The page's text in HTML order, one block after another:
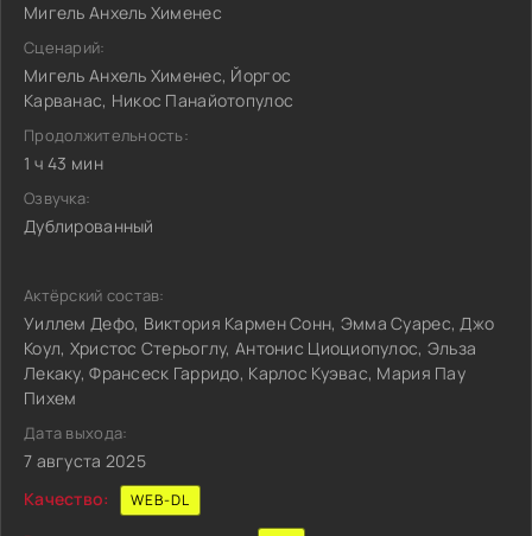
Мигель Анхель Хименес
Сценарий:
Мигель Анхель Хименес, Йоргос
Карванас, Никос Панайотопулос
Продолжительность:
1 ч 43 мин
Озвучка:
Дублированный
Актёрский состав:
Уиллем Дефо, Виктория Кармен Сонн, Эмма Суарес, Джо
Коул, Христос Стерьоглу, Антонис Циоциопулос, Эльза
Лекаку, Франсеск Гарридо, Карлос Куэвас, Мария Пау
Пихем
Дата выхода:
7 августа 2025
Качество:
WEB-DL